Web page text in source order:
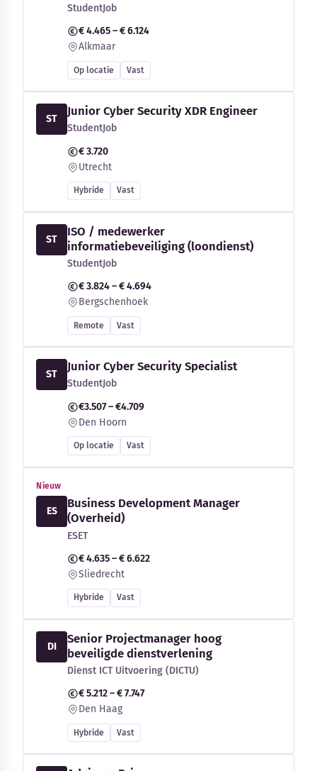
StudentJob
€ 4.465 – € 6.124
Alkmaar
Op locatie Vast
ST
Junior Cyber Security XDR Engineer
StudentJob
€ 3.720
Utrecht
Hybride Vast
ST
ISO / medewerker
informatiebeveiliging (loondienst)
StudentJob
€ 3.824 – € 4.694
Bergschenhoek
Remote Vast
ST
Junior Cyber Security Specialist
StudentJob
€3.507 – €4.709
Den Hoorn
Op locatie Vast
Nieuw
ES
Business Development Manager
(Overheid)
ESET
€ 4.635 – € 6.622
Sliedrecht
Hybride Vast
DI
Senior Projectmanager hoog
beveiligde dienstverlening
Dienst ICT Uitvoering (DICTU)
€ 5.212 – € 7.747
Den Haag
Hybride Vast